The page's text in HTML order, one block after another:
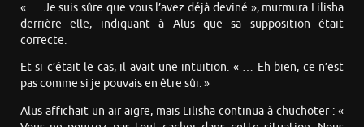
« … Je suis sûre que vous l’avez déjà deviné », murmura Lilisha
derrière elle, indiquant à Alus que sa supposition était
correcte.
Et si c’était le cas, il avait une intuition. « … Eh bien, ce n’est
pas comme si je pouvais en être sûr. »
Alus affichait un air aigre, mais Lilisha continua à chuchoter : «